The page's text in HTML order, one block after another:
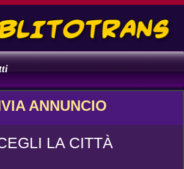
ANNUNCIO
LA CITTÀ